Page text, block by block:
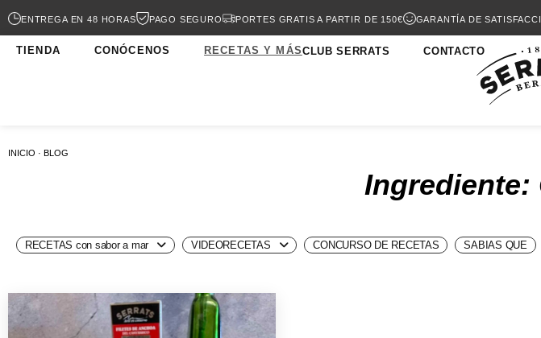
ENTREGA EN 48 HORAS PAGO SEGURO PORTES GRATIS A PARTIR DE 150€ GARANTÍA DE
TIENDA CONÓCENOS RECETAS Y MÁSCLUB SERRATS CONTACTO
INICIO · BLOG
Ingrediente:
RECETAS con sabor a mar VIDEORECETAS CONCURSO DE RECETAS SABIAS QUE